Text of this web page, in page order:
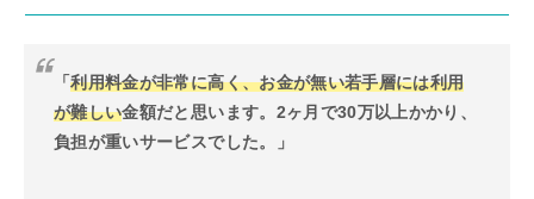
「利用料金が非常に高く、お金が無い若手層には利用
が難しい金額だと思います。2ヶ月で30万以上かかり、
負担が重いサービスでした。」